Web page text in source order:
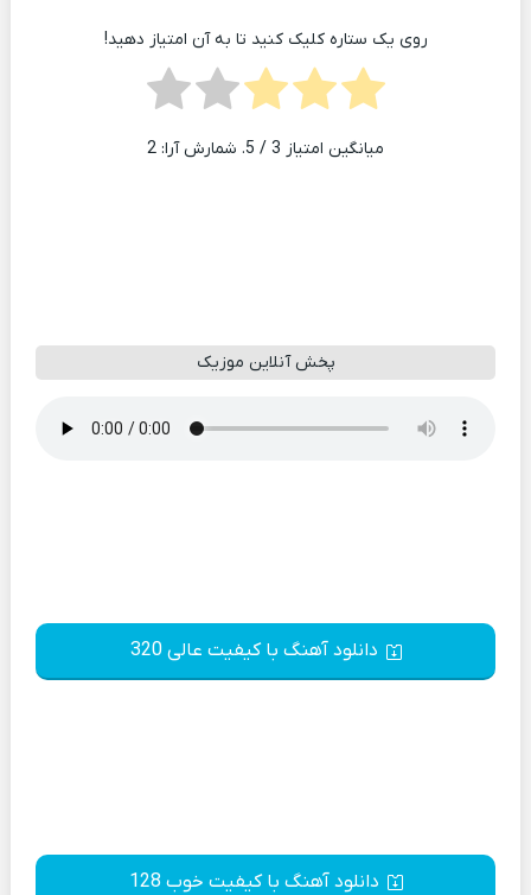
روی یک ستاره کلیک کنید تا به آن امتیاز دهید!
میانگین امتیاز 3 / 5. شمارش آرا: 2
پخش آنلاین موزیک
دانلود آهنگ با کیفیت عالی 320
دانلود آهنگ با کیفیت خوب 128